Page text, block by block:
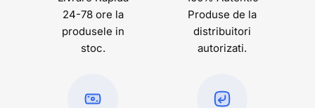
24-78 ore la
produsele in
stoc.
Produse de la
distribuitori
autorizati.